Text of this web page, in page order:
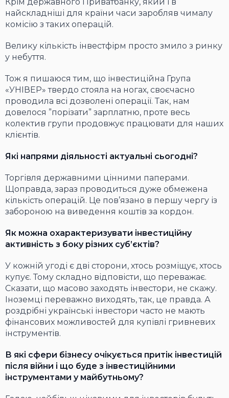
найскладніші для країни часи заробляв чималу
комісію з таких операцій.
Велику кількість інвестфірм просто змило з ринку
у небуття.
Тож я пишаюся тим, що інвестиційна Група
«УНІВЕР» твердо стояла на ногах, своєчасно
проводила всі дозволені операції. Так, нам
довелося ”порізати” зарплатню, проте весь
колектив групи продовжує працювати для наших
клієнтів.
Які напрями діяльності актуальні сьогодні?
Торгівля державними цінними паперами.
Щоправда, зараз проводиться дуже обмежена
кількість операцій. Це пов’язано в першу чергу із
забороною на виведення коштів за кордон.
Як можна охарактеризувати інвестиційну
активність з боку різних суб’єктів?
У кожній угоді є дві сторони, хтось розміщує, хтось
купує. Тому складно відповісти, що переважає.
Сказати, що масово заходять інвестори, не скажу.
Іноземці переважно виходять, так, це правда. А
роздрібні українські інвестори часто не мають
фінансових можливостей для купівлі гривневих
інструментів.
В які сфери бізнесу очікується притік інвестицій
після війни і що буде з інвестиційними
інструментами у майбутньому?